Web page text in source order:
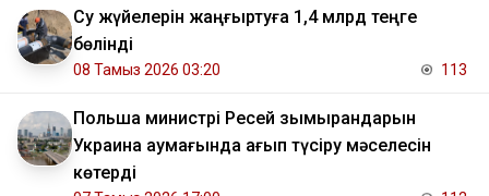
Су жүйелерін жаңғыртуға 1,4 млрд теңге
бөлінді
08 Тамыз 2026 03:20 113
Польша министрі Ресей зымырандарын
Украина аумағында қағып түсіру мәселесін
көтерді